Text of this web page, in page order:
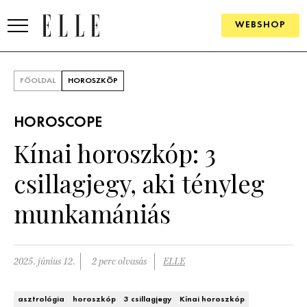
WEBSHOP
SZÉPSÉG
ÉLETMÓD
PÁRKAPCSOLAT
FŐOLDAL HOROSZKÓP
HOROSCOPE
Kínai horoszkóp: 3
csillagjegy, aki tényleg
munkamániás
2025. június 12. 2 perc olvasás ELLE
asztrológia horoszkóp 3 csillagjegy Kínai horoszkóp